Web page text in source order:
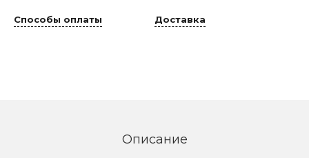
Способы оплаты Доставка
Описание